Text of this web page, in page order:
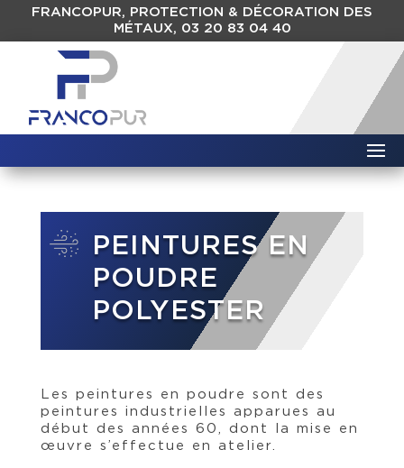
FRANCOPUR, PROTECTION & DÉCORATION DES
MÉTAUX, 03 20 83 04 40
PEINTURES EN
POUDRE
POLYESTER
Les peintures en poudre sont des
peintures industrielles apparues au
début des années 60, dont la mise en
œuvre s’effectue en atelier.